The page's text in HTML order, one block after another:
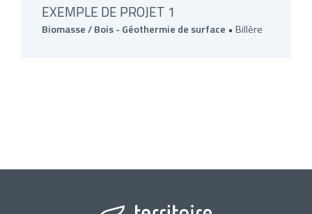
EXEMPLE DE PROJET 1
Biomasse / Bois - Géothermie de surface • Billère